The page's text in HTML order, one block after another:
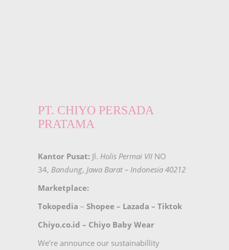
PT. CHIYO PERSADA
PRATAMA
Kantor Pusat: Jl. Holis Permai VII NO
34, Bandung, Jawa Barat – Indonesia 40212
Marketplace:
Tokopedia – Shopee – Lazada – Tiktok
Chiyo.co.id – Chiyo Baby Wear
We’re announce our sustainabillity